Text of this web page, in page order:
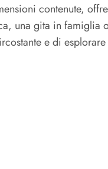
contenute,
una gita in famiglia
e di